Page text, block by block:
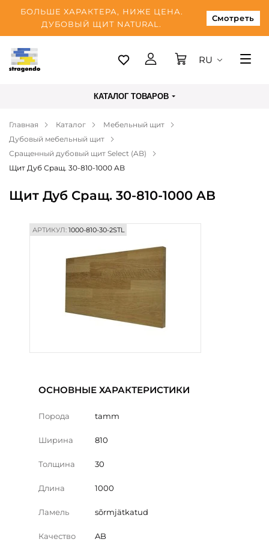
БОЛЬШЕ ХАРАКТЕРА, НИЖЕ ЦЕНА.
ДУБОВЫЙ ЩИТ NATURAL.
Смотреть
Таллинн
Оплата
О нас
Блог
Контакты
RU
КАТАЛОГ ТОВАРОВ
Главная Каталог
Мебельный щит
Дубовый мебельный щит
Сращенный дубовый щит Select (AB)
Щит Дуб Сращ. 30-810-1000 AB
Щит Дуб Сращ. 30-810-1000 AB
АРТИКУЛ:1000-810-30-2STL
ОСНОВНЫЕ ХАРАКТЕРИСТИКИ
Порода tamm
Ширина 810
Толщина 30
Длина 1000
Ламель sõrmjätkatud
Качество AB